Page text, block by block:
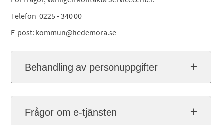
Telefon: 0225 - 340 00
E-post: kommun@hedemora.se
Behandling av personuppgifter
Frågor om e-tjänsten